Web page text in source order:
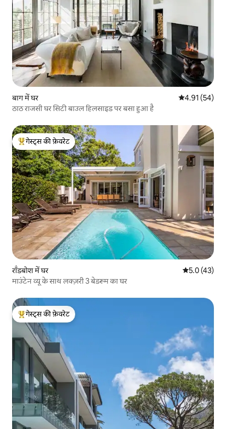
बाग में घर औसत रेटिंग 5 में
4.91 (54)
ठाठ राजसी घर सिटी बाउल हिलसाइड पर बसा हुआ है
गेस्ट्स का टॉप फ़ेवरेट
गेस्ट्स की फ़ेवरेट
रॉंडबोश में घर औसत रेटिंग 5
5.0 (43)
माउंटेन व्यू के साथ लक्ज़री 3 बेडरूम का घर
गेस्ट्स का टॉप फ़ेवरेट
गेस्ट्स की फ़ेवरेट